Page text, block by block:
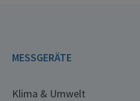
MESSGERÄTE
Klima & Umwelt